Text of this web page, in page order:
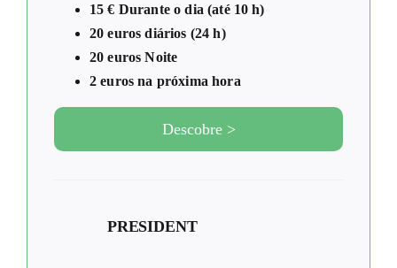
15 € Durante o dia (até 10 h)
20 euros diários (24 h)
20 euros Noite
2 euros na próxima hora
Descobre >
PRESIDENT